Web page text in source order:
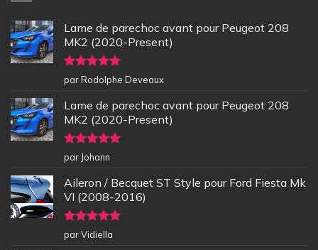
Lame de parechoc avant pour Peugeot 208
MK2 (2020-Present)
Note5sur
5
par Rodolphe Deveaux
Lame de parechoc avant pour Peugeot 208
MK2 (2020-Present)
Note5sur
5
par Johann
Aileron / Becquet ST Style pour Ford Fiesta Mk
VI (2008-2016)
Note5sur
5
par Vidiella